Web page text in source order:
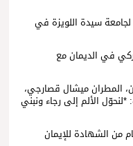
سيدة اللويزة في
في الديمان مع
المطران ميشال قصارجي،
الألم إلى رجاء ونبني
من الشهادة للإيمان